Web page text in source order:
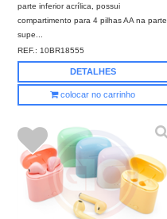
parte inferior acrílica, possui
compartimento para 4 pilhas AA na parte
supe...
REF.: 10BR18555
DETALHES
colocar no carrinho